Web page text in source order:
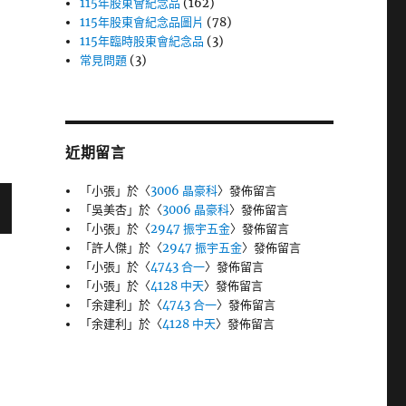
115年股東會紀念品 (162)
115年股東會紀念品圖片 (78)
115年臨時股東會紀念品 (3)
常見問題 (3)
近期留言
「小張」於〈3006 晶豪科〉發佈留言
「吳美杏」於〈3006 晶豪科〉發佈留言
「小張」於〈2947 振宇五金〉發佈留言
「許人傑」於〈2947 振宇五金〉發佈留言
「小張」於〈4743 合一〉發佈留言
「小張」於〈4128 中天〉發佈留言
「余建利 」於〈4743 合一〉發佈留言
「余建利 」於〈4128 中天〉發佈留言